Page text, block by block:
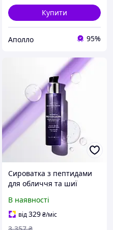
Купити
Аполло 95%
Сироватка з пептидами
для обличчя та шиї
(Інститут Естедерм)
Intensive Pro-Collagen+
Face & Neck Serum 30 мл
В наявності
від329₴/міс